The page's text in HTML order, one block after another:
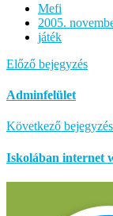
Mefi
2005.
játék
Előző bejegyzés
Adminfelület
Következő bejegyzés
Iskolában internet